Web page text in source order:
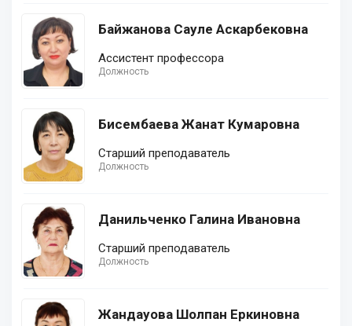
Байжанова Сауле Аскарбековна
Ассистент профессора
Должность
Бисембаева Жанат Кумаровна
Старший преподаватель
Должность
Данильченко Галина Ивановна
Старший преподаватель
Должность
Жандауова Шолпан Еркиновна